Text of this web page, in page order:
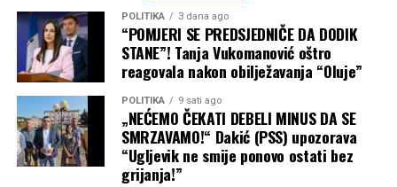
istovremeno pooštri mjere protiv “turizma radi
porođaja”.
Axios navodi da se očekuju novi pravni izazovi, dok će
ključno pitanje biti da li Trampove uredbe samo
sprovode postojeća ograničenja ili pokušavaju da ih
prošire mimo granica koje je Vrhovni sud upravo
postavio.
POLITIKA 3 dana ago
“POMJERI SE PREDSJEDNIČE DA DODIK
STANE”! Tanja Vukomanović oštro
reagovala nakon obilježavanja “Oluje”
POLITIKA 9 sati ago
„NEĆEMO ČEKATI DEBELI MINUS DA SE
SMRZAVAMO!“ Dakić (PSS) upozorava
“Ugljevik ne smije ponovo ostati bez
grijanja!”